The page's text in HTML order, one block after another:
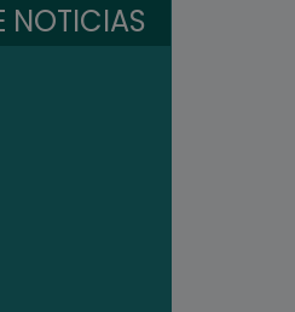
NOTICIAS